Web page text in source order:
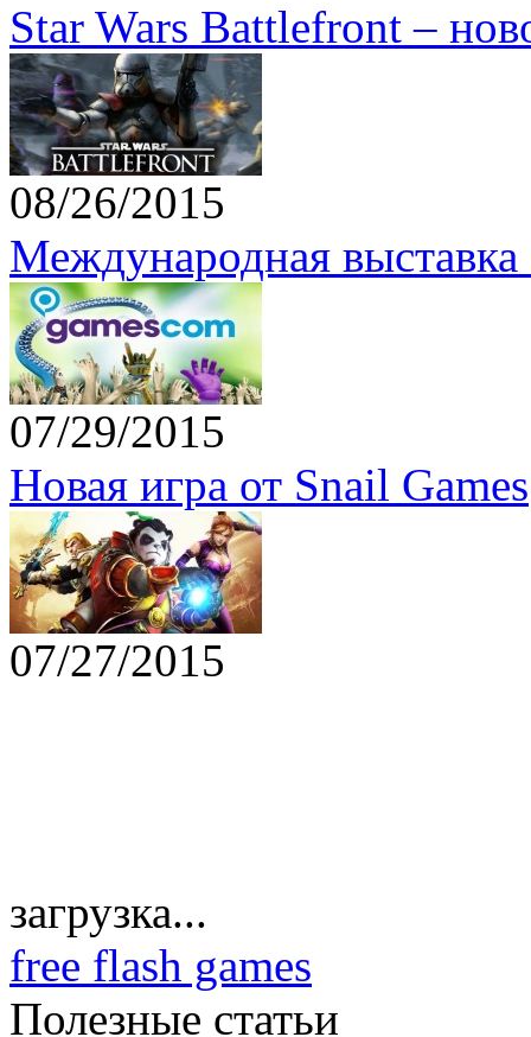
Star Wars Battlefront –
08/26/2015
Международная
07/29/2015
Новая игра от Snail Games
07/27/2015
загрузка...
free flash games
Полезные статьи